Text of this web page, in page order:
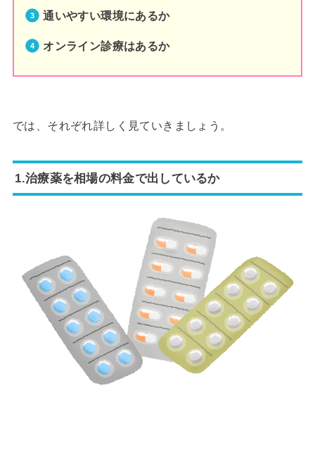
通いやすい環境にあるか
オンライン診療はあるか
では、それぞれ詳しく見ていきましょう。
1.治療薬を相場の料金で出しているか